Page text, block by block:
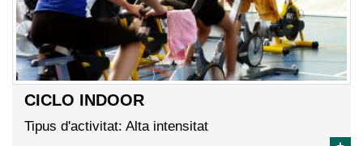
CICLO INDOOR
Tipus d'activitat: Alta intensitat